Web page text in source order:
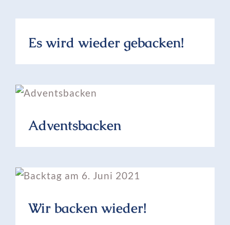
Es wird wieder gebacken!
Adventsbacken
Wir backen wieder!